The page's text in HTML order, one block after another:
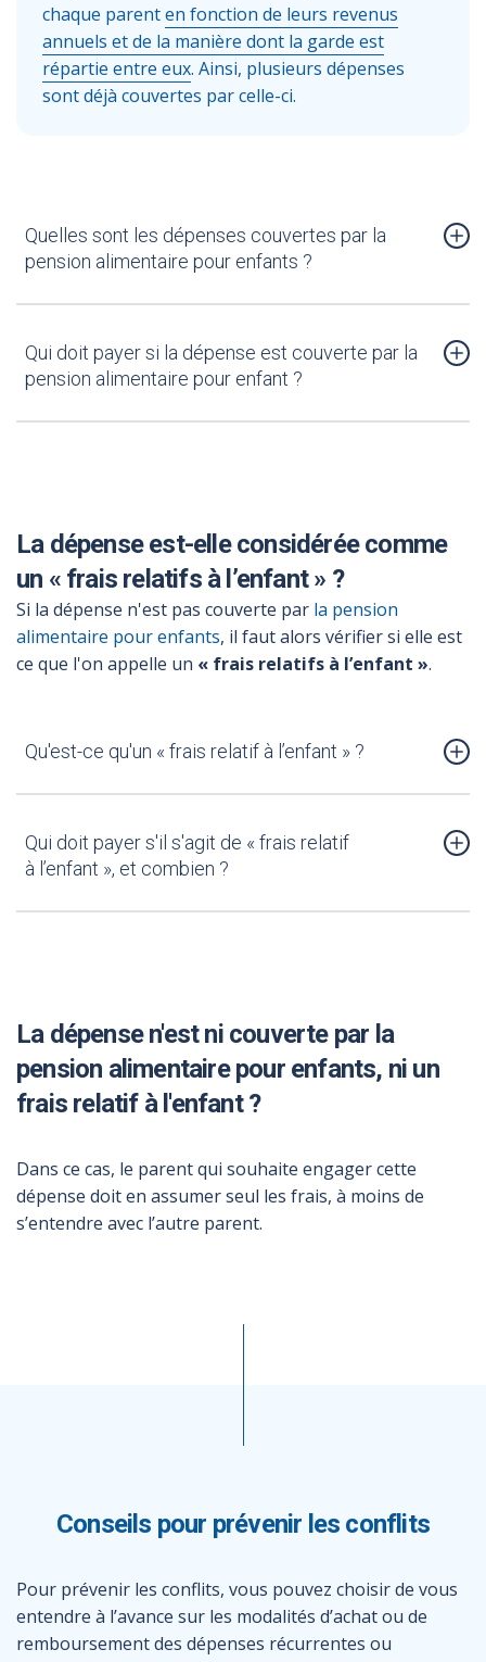
chaque parenten fonction de leurs revenus
annuels et de la manière dont la garde est
répartie entre eux. Ainsi, plusieurs dépenses
sont déjà couvertes par celle-ci.
Quelles sont les dépenses couvertes par la
pension alimentaire pour enfants ?
Qui doit payer si la dépense est couverte par la
pension alimentaire pour enfant ?
La dépense est-elle considérée comme
un « frais relatifs à l’enfant » ?
Si la dépense n'est pas couverte par la pension
alimentaire pour enfants, il faut alors vérifier si elle est
ce que l'on appelle un « frais relatifs à l’enfant ».
Qu'est-ce qu'un « frais relatif à l’enfant » ?
Qui doit payer s'il s'agit de « frais relatif
à l’enfant », et combien ?
La dépense n'est ni couverte par la
pension alimentaire pour enfants, ni un
frais relatif à l'enfant ?
Dans ce cas, le parent qui souhaite engager cette
dépense doit en assumer seul les frais, à moins de
s’entendre avec l’autre parent.
Conseils pour prévenir les conflits
Pour prévenir les conflits, vous pouvez choisir de vous
entendre à l’avance sur les modalités d’achat ou de
remboursement des dépenses récurrentes ou